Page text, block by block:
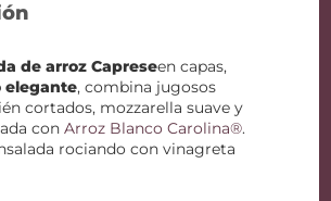
de arroz Capreseen capas,
elegante, combina jugosos
cortados, mozzarella suave y
conArroz Blanco Carolina®.
rociando con vinagreta